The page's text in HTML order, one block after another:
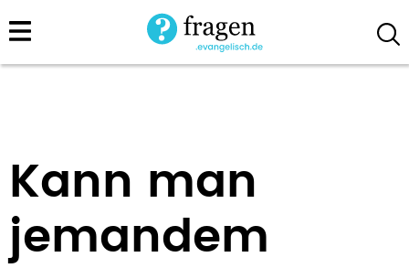
Direkt
zum
Kann man
jemandem